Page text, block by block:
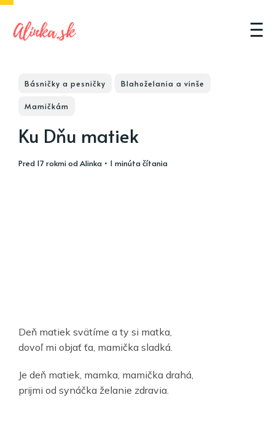
Básničky a pesničky Blahoželania a vinše
Mamičkám
Ku Dňu matiek
pred 17 rokmiodAlinka • 1 minúta čítania
Deň matiek svätíme a ty si matka,
dovoľ mi objať ťa, mamička sladká.
Je deň matiek, mamka, mamička drahá,
prijmi od synáčka želanie zdravia.